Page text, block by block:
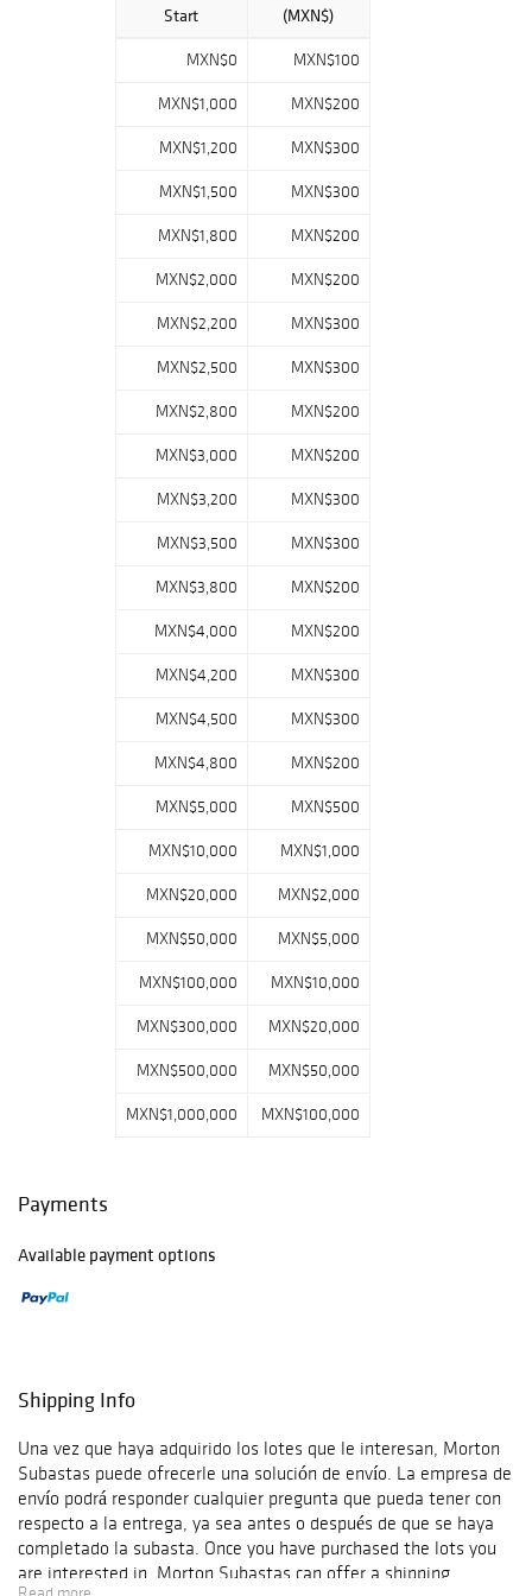
Start
(MXN$)
MXN$0 MXN$100
MXN$1,000 MXN$200
MXN$1,200 MXN$300
MXN$1,500 MXN$300
MXN$1,800 MXN$200
MXN$2,000 MXN$200
MXN$2,200 MXN$300
MXN$2,500 MXN$300
MXN$2,800 MXN$200
MXN$3,000 MXN$200
MXN$3,200 MXN$300
MXN$3,500 MXN$300
MXN$3,800 MXN$200
MXN$4,000 MXN$200
MXN$4,200 MXN$300
MXN$4,500 MXN$300
MXN$4,800 MXN$200
MXN$5,000 MXN$500
MXN$10,000 MXN$1,000
MXN$20,000 MXN$2,000
MXN$50,000 MXN$5,000
MXN$100,000 MXN$10,000
MXN$300,000 MXN$20,000
MXN$500,000 MXN$50,000
MXN$1,000,000 MXN$100,000
Payments
Available payment options
Shipping Info
Una vez que haya adquirido los lotes que le interesan, Morton
Subastas puede ofrecerle una solución de envío. La empresa de
envío podrá responder cualquier pregunta que pueda tener con
respecto a la entrega, ya sea antes o después de que se haya
completado la subasta. Once you have purchased the lots you
are interested in, Morton Subastas can offer a shipping